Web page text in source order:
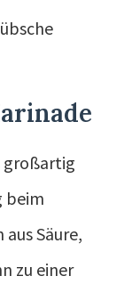
großartig
beim
Säure,
zu einer